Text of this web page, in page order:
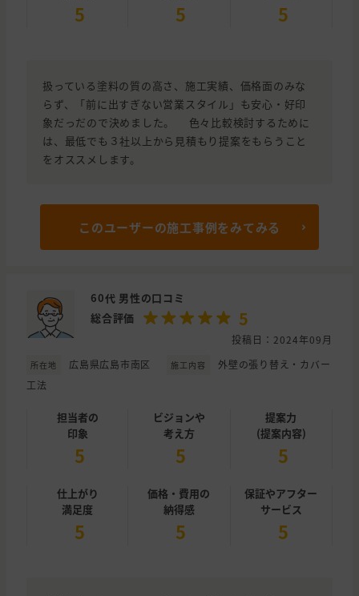
5 5 5
扱っている塗料の質の高さ、施工実績、価格面のみな
らず、「前に出すぎない営業スタイル」も安心・好印
象だっだので決めました。 色々比較検討するために
は、最低でも３社以上から見積もり提案をもらうこと
をオススメします。
このユーザーの施工事例をみてみる
60代 男性の口コミ
総合評価
5
投稿日：2024年09月
所在地 広島県広島市南区 施工内容
外壁の張り替え・カバー
工法
担当者の
印象
5
ビジョンや
考え方
5
提案力
(提案内容)
5
仕上がり
満足度
5
価格・費用の
納得感
5
保証やアフター
サービス
5